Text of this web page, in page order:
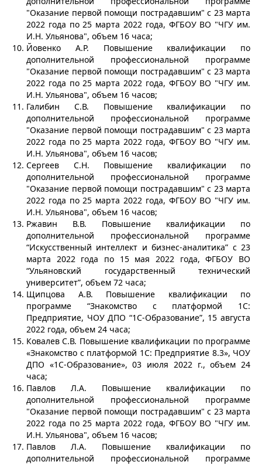
"Оказание первой помощи пострадавшим" с 23 марта
2022 года по 25 марта 2022 года, ФГБОУ ВО "ЧГУ им.
И.Н. Ульянова", объем 16 часа;
Йовенко А.Р. Повышение квалификации по
дополнительной профессиональной программе
"Оказание первой помощи пострадавшим" с 23 марта
2022 года по 25 марта 2022 года, ФГБОУ ВО "ЧГУ им.
И.Н. Ульянова", объем 16 часов;
Галибин С.В. Повышение квалификации по
дополнительной профессиональной программе
"Оказание первой помощи пострадавшим" с 23 марта
2022 года по 25 марта 2022 года, ФГБОУ ВО "ЧГУ им.
И.Н. Ульянова", объем 16 часов;
Сергеев С.Н. Повышение квалификации по
дополнительной профессиональной программе
"Оказание первой помощи пострадавшим" с 23 марта
2022 года по 25 марта 2022 года, ФГБОУ ВО "ЧГУ им.
И.Н. Ульянова", объем 16 часов;
Ржавин В.В. Повышение квалификации по
дополнительной профессиональной программе
“Искусственный интеллект и бизнес-аналитика” с 23
марта 2022 года по 15 мая 2022 года, ФГБОУ ВО
“Ульяновский государственный технический
университет”, объем 72 часа;
Щипцова А.В. Повышение квалификации по
программе “Знакомство с платформой 1С:
Предприятие, ЧОУ ДПО “1С-Образование”, 15 августа
2022 года, объем 24 часа;
Ковалев С.В. Повышение квалификации по программе
«Знакомство с платформой 1С: Предприятие 8.3», ЧОУ
ДПО «1С-Образование», 03 июля 2022 г., объем 24
часа;
Павлов Л.А. Повышение квалификации по
дополнительной профессиональной программе
"Оказание первой помощи пострадавшим" с 23 марта
2022 года по 25 марта 2022 года, ФГБОУ ВО "ЧГУ им.
И.Н. Ульянова", объем 16 часов;
Павлов Л.А. Повышение квалификации по
дополнительной профессиональной программе